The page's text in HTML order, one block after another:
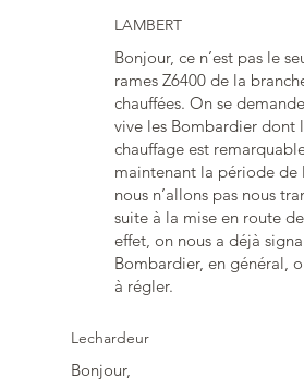
LAMBERT
Bonjour, ce n’est pas le
rames Z6400 de la
chauffées. On se
vive les Bombardier dont
chauffage est
maintenant la période de
nous n’allons pas nous
suite à la mise en route
effet, on nous a déjà
Bombardier, en général,
à régler.
Lechardeur
Bonjour,